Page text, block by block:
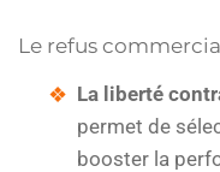
Le refus
La liberté
permet de
booster la